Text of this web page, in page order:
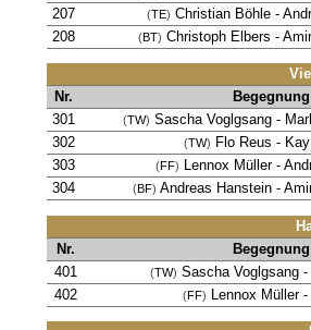
207
(TE) Christian Böhle -
208
(BT) Christoph Elbers -
Nr.
Begegnung
301
(TW) Sascha Voglgsang -
302
(TW) Flo Reus -
303
(FF) Lennox Müller -
304
(BF) Andreas Hanstein -
Nr.
Begegnung
401
(TW) Sascha Voglgsang -
402
(FF) Lennox Müller -